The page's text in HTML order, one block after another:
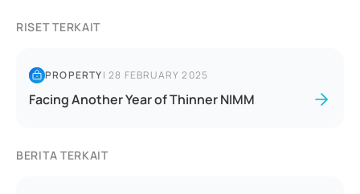
RISET TERKAIT
PROPERTY|28 FEBRUARY 2025
Facing Another Year of Thinner NIMM
BERITA TERKAIT